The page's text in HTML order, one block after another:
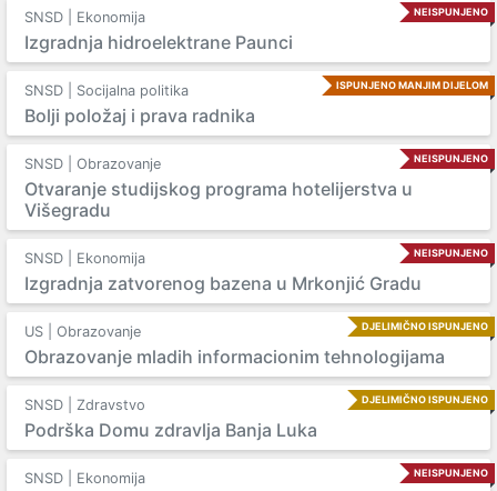
NEISPUNJENO
SNSD | Ekonomija
Izgradnja hidroelektrane Paunci
ISPUNJENO MANJIM DIJELOM
SNSD | Socijalna politika
Bolji položaj i prava radnika
NEISPUNJENO
SNSD | Obrazovanje
Otvaranje studijskog programa hotelijerstva u
Višegradu
NEISPUNJENO
SNSD | Ekonomija
Izgradnja zatvorenog bazena u Mrkonjić Gradu
DJELIMIČNO ISPUNJENO
US | Obrazovanje
Obrazovanje mladih informacionim tehnologijama
DJELIMIČNO ISPUNJENO
SNSD | Zdravstvo
Podrška Domu zdravlja Banja Luka
NEISPUNJENO
SNSD | Ekonomija